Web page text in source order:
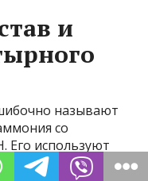
и
называют
со
Его используют
к носу